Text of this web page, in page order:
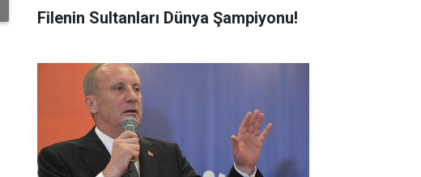
Filenin Sultanları Dünya Şampiyonu!